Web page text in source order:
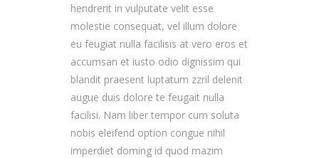
hendrerit in vulputate velit esse
molestie consequat, vel illum dolore
eu feugiat nulla facilisis at vero eros et
accumsan et iusto odio dignissim qui
blandit praesent luptatum zzril delenit
augue duis dolore te feugait nulla
facilisi. Nam liber tempor cum soluta
nobis eleifend option congue nihil
imperdiet doming id quod mazim